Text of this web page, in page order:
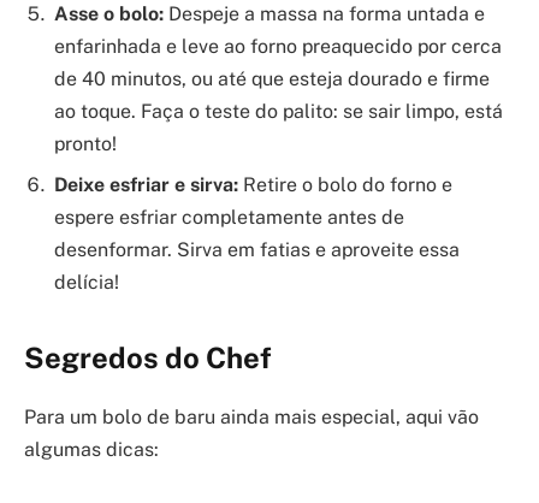
Asse o bolo: Despeje a massa na forma untada e
enfarinhada e leve ao forno preaquecido por cerca
de 40 minutos, ou até que esteja dourado e firme
ao toque. Faça o teste do palito: se sair limpo, está
pronto!
Deixe esfriar e sirva: Retire o bolo do forno e
espere esfriar completamente antes de
desenformar. Sirva em fatias e aproveite essa
delícia!
Segredos do Chef
Para um bolo de baru ainda mais especial, aqui vão
algumas dicas: